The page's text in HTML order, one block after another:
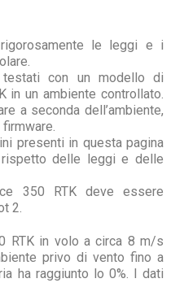
le leggi e i
con un modello di
in un ambiente controllato.
a seconda dell’ambiente,
presenti in questa pagina
delle leggi e delle
350 RTK deve essere
2.
RTK in volo a circa 8 m/s
privo di vento fino a
ha raggiunto lo 0%. I dati